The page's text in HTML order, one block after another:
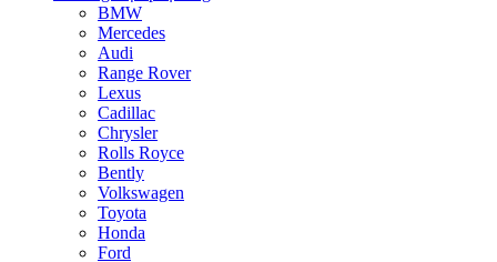
BMW
Mercedes
Audi
Range Rover
Lexus
Cadillac
Chrysler
Rolls Royce
Bently
Volkswagen
Toyota
Honda
Ford